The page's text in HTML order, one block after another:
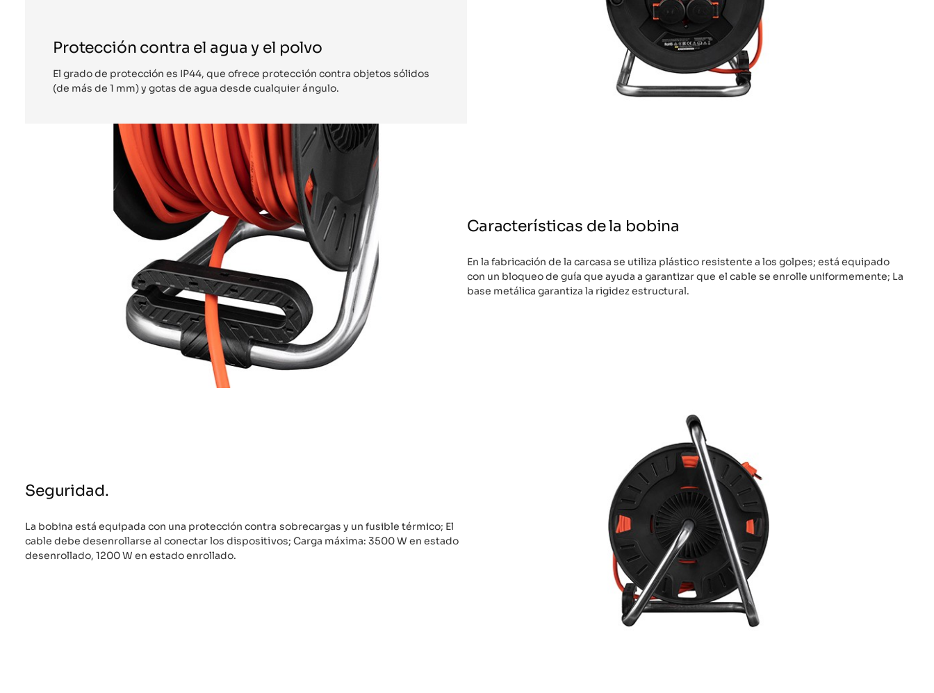
Protección contra el agua y el polvo
El grado de protección es IP44, que ofrece protección contra objetos sólidos
(de más de 1 mm) y gotas de agua desde cualquier ángulo.
Características de la bobina
En la fabricación de la carcasa se utiliza plástico resistente a los golpes; está equipado
con un bloqueo de guía que ayuda a garantizar que el cable se enrolle uniformemente; La
base metálica garantiza la rigidez estructural.
Seguridad.
La bobina está equipada con una protección contra sobrecargas y un fusible térmico; El
cable debe desenrollarse al conectar los dispositivos; Carga máxima: 3500 W en estado
desenrollado, 1200 W en estado enrollado.